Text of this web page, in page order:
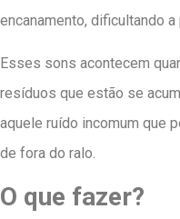
encanamento, dificultando
Esses sons acontecem
resíduos que estão se
aquele ruído incomum que
de fora do ralo.
O que fazer?